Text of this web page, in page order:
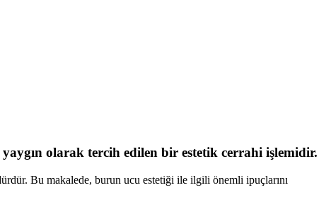
olarak tercih edilen bir estetik cerrahi işlemidir.
Bu makalede, burun ucu estetiği ile ilgili önemli ipuçlarını